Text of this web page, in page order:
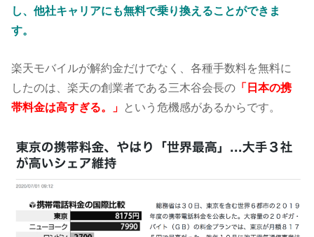
し、他社キャリアにも無料で乗り換えることができま
す。
楽天モバイルが解約金だけでなく、各種手数料を無料に
したのは、楽天の創業者である三木谷会長の 「日本の携
帯料金は高すぎる。」
という危機感があるからです。